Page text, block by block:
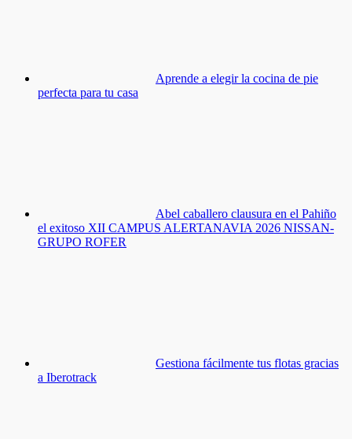
Aprende a elegir la cocina de pie
perfecta para tu casa
Abel caballero clausura en el Pahiño
el exitoso XII CAMPUS ALERTANAVIA 2026 NISSAN-
GRUPO ROFER
Gestiona fácilmente tus flotas gracias
a Iberotrack